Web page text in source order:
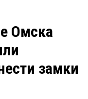
РейтингиОмска
замки